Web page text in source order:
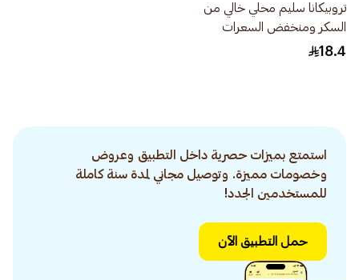
تروبيكانا سليم محلي خالي من
السكر ومنخفض السعرات
50×100جرام
18.4
استمتع بميزات حصرية داخل التطبيق وعروض
وخصومات مميزة. وتوصيل مجاني لمدة سنة كاملة
للمستخدمين الجدد!
حمل التطبيق الآن